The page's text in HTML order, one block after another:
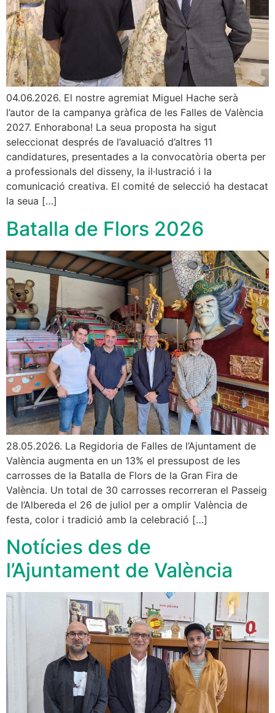
04.06.2026. El nostre agremiat Miguel Hache serà
l’autor de la campanya gràfica de les Falles de València
2027. Enhorabona! La seua proposta ha sigut
seleccionat després de l’avaluació d’altres 11
candidatures, presentades a la convocatòria oberta per
a professionals del disseny, la il·lustració i la
comunicació creativa. El comité de selecció ha destacat
la seua […]
Batalla de Flors 2026
28.05.2026. La Regidoria de Falles de l’Ajuntament de
València augmenta en un 13% el pressupost de les
carrosses de la Batalla de Flors de la Gran Fira de
València. Un total de 30 carrosses recorreran el Passeig
de l’Albereda el 26 de juliol per a omplir València de
festa, color i tradició amb la celebració […]
Notícies des de
l’Ajuntament de València